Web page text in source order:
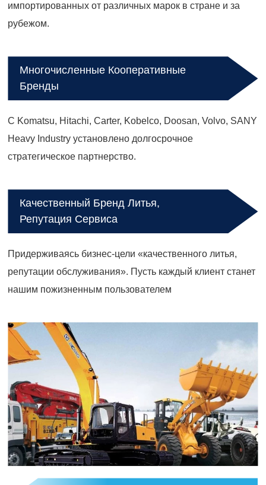
импортированных от различных марок в стране и за
рубежом.
Многочисленные Кооперативные
Бренды
С Komatsu, Hitachi, Carter, Kobelco, Doosan, Volvo, SANY
Heavy Industry установлено долгосрочное
стратегическое партнерство.
Качественный Бренд Литья,
Репутация Сервиса
Придерживаясь бизнес-цели «качественного литья,
репутации обслуживания». Пусть каждый клиент станет
нашим пожизненным пользователем